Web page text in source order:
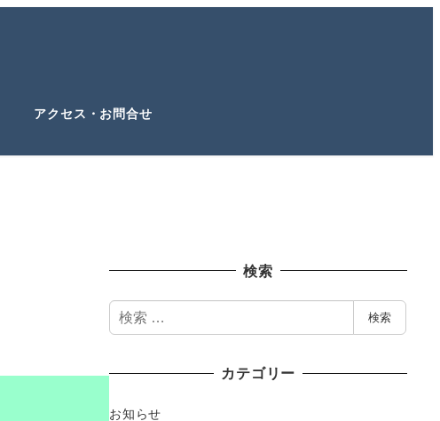
アクセス・お問合せ
検索
検
索
検索
カテゴリー
お知らせ